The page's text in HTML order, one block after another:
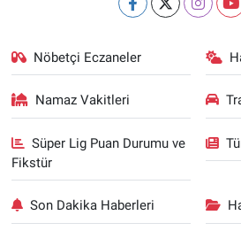
Nöbetçi Eczaneler
Namaz Vakitleri
Süper Lig Puan Durumu ve
Fikstür
Son Dakika Haberleri